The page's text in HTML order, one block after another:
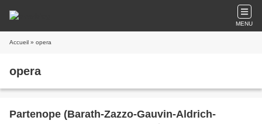
MENU
Accueil » opera
opera
Partenope (Barath-Zazzo-Gauvin-Aldrich-